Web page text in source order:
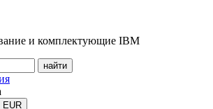
и комплектующие IBM
EUR